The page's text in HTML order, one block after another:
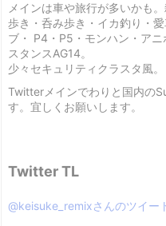
メインは車や旅行が多いかも
歩き・呑み歩き・イカ釣り・
ブ・ P4・P5・モンハン・ア
スタンスAG14。
少々セキュリティクラスタ風。
Twitterメインでわりと国内の
す。宜しくお願いします。
Twitter TL
@keisuke_remixさんのツイー